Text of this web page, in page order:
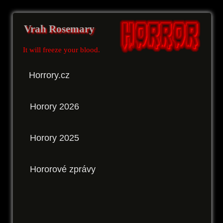
Vrah Rosemary
It will freeze your blood.
Horrory.cz
Horory 2026
Horory 2025
Hororové zprávy